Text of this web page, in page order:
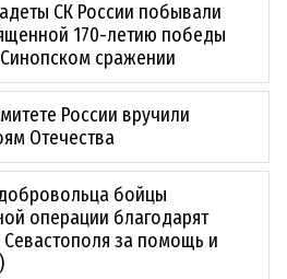
СК России побывали
170-летию победы
сражении
России вручили
Отечества
бойцы
операции благодарят
за помощь и